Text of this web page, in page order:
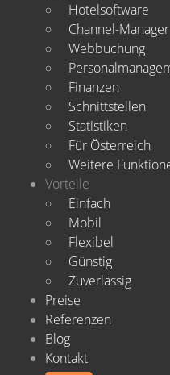
Hotelsoftware
Channel-Manager
Webbuchung
Finanzen
Schnittstellen
Statistiken
Für Österreich
Weitere
Vorteile
Einfach
Mobil
Flexibel
Günstig
Zuverlässig
Preise
Referenzen
Blog
Kontakt